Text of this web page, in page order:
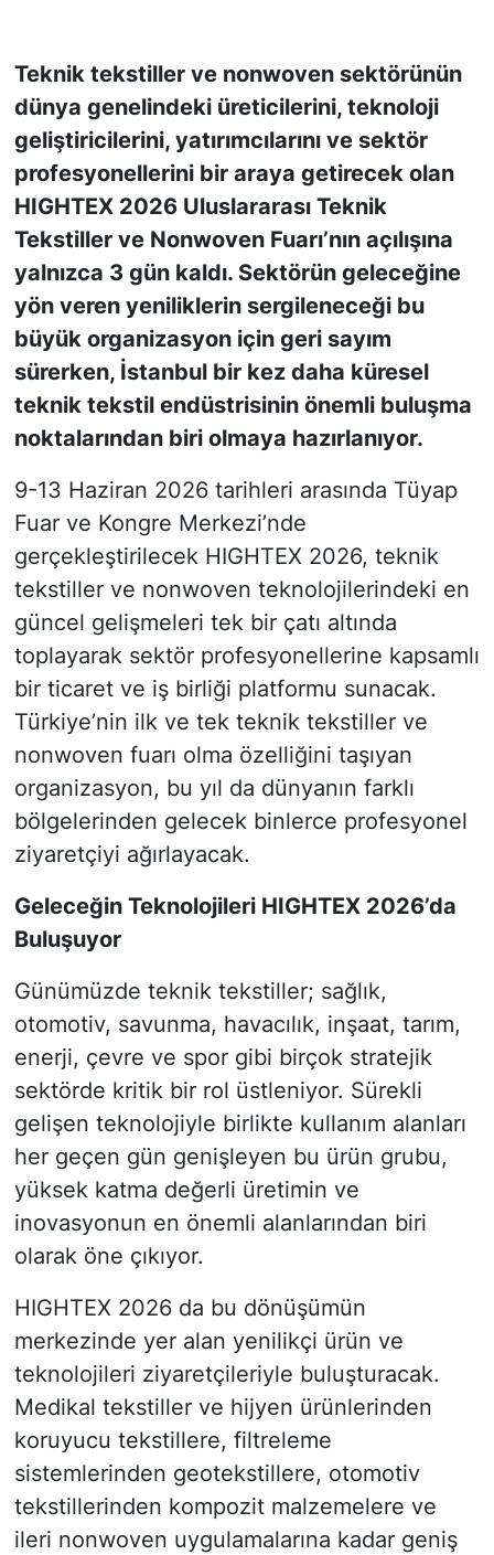
Teknik tekstiller ve nonwoven sektörünün
dünya genelindeki üreticilerini, teknoloji
geliştiricilerini, yatırımcılarını ve sektör
profesyonellerini bir araya getirecek olan
HIGHTEX 2026 Uluslararası Teknik
Tekstiller ve Nonwoven Fuarı’nın açılışına
yalnızca 3 gün kaldı. Sektörün geleceğine
yön veren yeniliklerin sergileneceği bu
büyük organizasyon için geri sayım
sürerken, İstanbul bir kez daha küresel
teknik tekstil endüstrisinin önemli buluşma
noktalarından biri olmaya hazırlanıyor.
9-13 Haziran 2026 tarihleri arasında Tüyap
Fuar ve Kongre Merkezi’nde
gerçekleştirilecek HIGHTEX 2026, teknik
tekstiller ve nonwoven teknolojilerindeki en
güncel gelişmeleri tek bir çatı altında
toplayarak sektör profesyonellerine kapsamlı
bir ticaret ve iş birliği platformu sunacak.
Türkiye’nin ilk ve tek teknik tekstiller ve
nonwoven fuarı olma özelliğini taşıyan
organizasyon, bu yıl da dünyanın farklı
bölgelerinden gelecek binlerce profesyonel
ziyaretçiyi ağırlayacak.
Geleceğin Teknolojileri HIGHTEX 2026’da
Buluşuyor
Günümüzde teknik tekstiller; sağlık,
otomotiv, savunma, havacılık, inşaat, tarım,
enerji, çevre ve spor gibi birçok stratejik
sektörde kritik bir rol üstleniyor. Sürekli
gelişen teknolojiyle birlikte kullanım alanları
her geçen gün genişleyen bu ürün grubu,
yüksek katma değerli üretimin ve
inovasyonun en önemli alanlarından biri
olarak öne çıkıyor.
HIGHTEX 2026 da bu dönüşümün
merkezinde yer alan yenilikçi ürün ve
teknolojileri ziyaretçileriyle buluşturacak.
Medikal tekstiller ve hijyen ürünlerinden
koruyucu tekstillere, filtreleme
sistemlerinden geotekstillere, otomotiv
tekstillerinden kompozit malzemelere ve
ileri nonwoven uygulamalarına kadar geniş
KONGRE TAKVİMİ
RÖPORTAJLAR
BİYOGRAFİLER